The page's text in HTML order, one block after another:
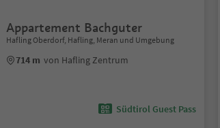
Appartement Bachguter
Hafling Oberdorf, Hafling, Meran und Umgebung
714 m von Hafling Zentrum
Südtirol Guest Pass